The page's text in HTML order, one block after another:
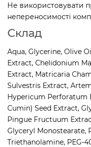
Не використовувати
непереносимості
Склад
Aqua, Glycerine, Olive
Extract, Chelidonium
Extract, Matricaria
Sulvestris Extract,
Hypericum Perforatum
Cumin) Seed Extract,
Pingue Fructuum
Glyceryl Monostearate,
Triethanolamine, PEG-